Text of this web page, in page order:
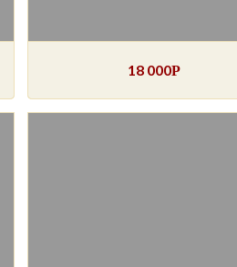
18 000Р